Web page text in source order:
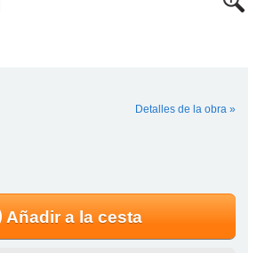
Detalles de la obra »
Añadir a la cesta